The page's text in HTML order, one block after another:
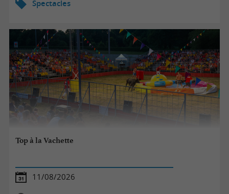
Spectacles
Top à la Vachette
11/08/2026